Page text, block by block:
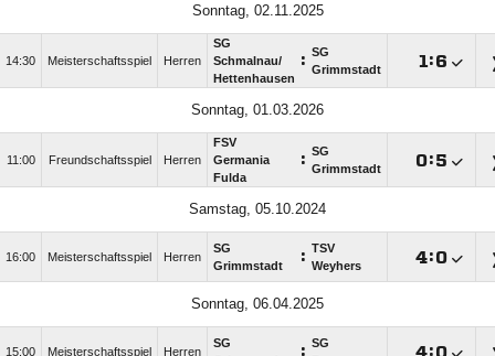
Sonntag, 02.11.2025
14:30 Meisterschaftsspiel Herren
SG
Schmalnau/​
Hettenhausen
: SG
Grimmstadt
:
Sonntag, 01.03.2026
11:00 Freundschaftsspiel Herren
FSV
Germania
Fulda
: SG
Grimmstadt
:
Samstag, 05.10.2024
16:00 Meisterschaftsspiel Herren
SG
Grimmstadt
: TSV
Weyhers
:
Sonntag, 06.04.2025
15:00 Meisterschaftsspiel Herren
SG
: SG
: